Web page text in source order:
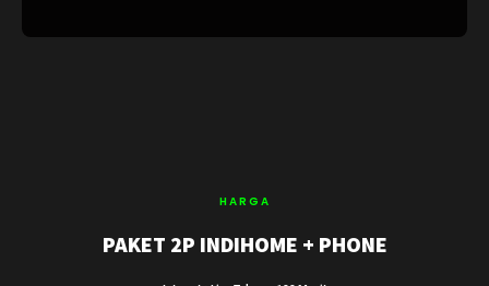
HARGA
PAKET 2P INDIHOME + PHONE